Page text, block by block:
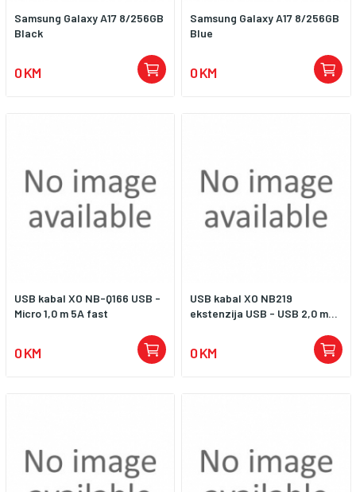
Samsung Galaxy A17 8/256GB
Black
0 KM
Samsung Galaxy A17 8/256GB
Blue
0 KM
USB kabal XO NB-Q166 USB -
Micro 1,0 m 5A fast
0 KM
USB kabal XO NB219
ekstenzija USB - USB 2,0 m...
0 KM